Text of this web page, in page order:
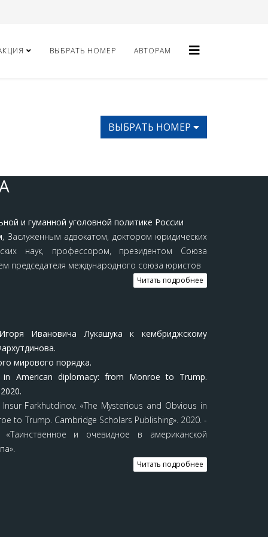
ВЫБРАТЬ НОМЕР АВТОРАМ
ВЫБРАТЬ НОМЕР
и гуманной уголовной политике России
, Заслуженным адвокатом, доктором юридических
наук, профессором, президентом Союза
председателя международного союза юристов
Читать подробнее
Ивановича Лукашука к кембриджскому
мирового порядка.
American diplomacy: from Monroe to Trump.
Farkhutdinov. «The Mysterious and Obvious in
to Trump. Cambridge Scholars Publishing». 2020. -
и очевидное в американской
Читать подробнее